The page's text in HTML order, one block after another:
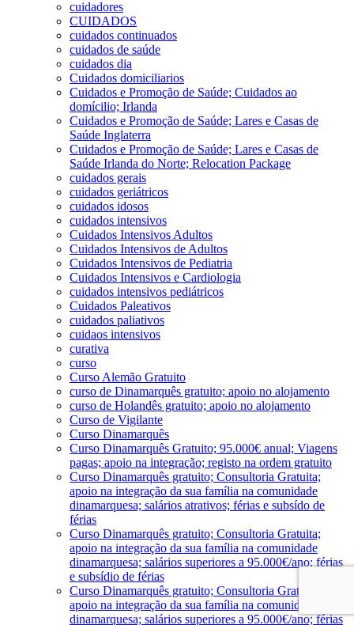
cuidadores
CUIDADOS
cuidados continuados
cuidados de saúde
cuidados dia
Cuidados domiciliarios
Cuidados e Promoção de Saúde; Cuidados ao
domícilio; Irlanda
Cuidados e Promoção de Saúde; Lares e Casas de
Saúde Inglaterra
Cuidados e Promoção de Saúde; Lares e Casas de
Saúde Irlanda do Norte; Relocation Package
cuidados gerais
cuidados geriátricos
cuidados idosos
cuidados intensivos
Cuidados Intensivos Adultos
Cuidados Intensivos de Adultos
Cuidados Intensivos de Pediatria
Cuidados Intensivos e Cardiologia
cuidados intensivos pediátricos
Cuidados Paleativos
cuidados paliativos
cuidaos intensivos
curativa
curso
Curso Alemão Gratuito
curso de Dinamarquês gratuito; apoio no alojamento
curso de Holandês gratuito; apoio no alojamento
Curso de Vigilante
Curso Dinamarquês
Curso Dinamarquês Gratuito; 95.000€ anual; Viagens
pagas; apoio na integração; registo na ordem gratuito
Curso Dinamarquês gratuito; Consultoria Gratuita;
apoio na integração da sua família na comunidade
dinamarquesa; salários atrativos; férias e subsído de
férias
Curso Dinamarquês gratuito; Consultoria Gratuita;
apoio na integração da sua família na comunidade
dinamarquesa; salários superiores a 95.000€/ano; férias
e subsídio de férias
Curso Dinamarquês gratuito; Consultoria Gratuita;
apoio na integração da sua família na comunidade
dinamarquesa; salários superiores a 95.000€/ano; férias